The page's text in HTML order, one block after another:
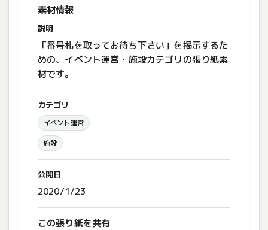
素材情報
説明
「番号札を取ってお待ち下さい」を掲示するた
めの、イベント運営・施設カテゴリの張り紙素
材です。
カテゴリ
イベント運営
施設
公開日
2020/1/23
この張り紙を共有